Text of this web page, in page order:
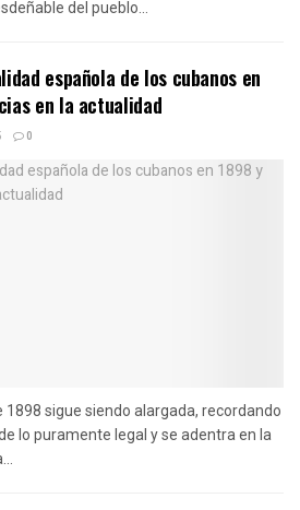
del pueblo...
española de los cubanos en
en la actualidad
0
1898 sigue siendo alargada, recordando
lo puramente legal y se adentra en la